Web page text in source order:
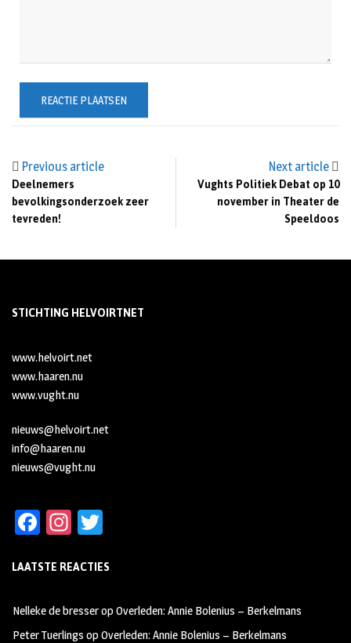
Previous article
Deelnemers
bevolkingsonderzoek zeer
tevreden!
Next article
Vughts Politiek Debat op 10
november in Theater de
Speeldoos
STICHTING HELVOIRTNET
www.helvoirt.net
www.haaren.nu
www.vught.nu
nieuws@helvoirt.net
info@haaren.nu
nieuws@vught.nu
Fa
b
oo
k
In
ag
m
tt
LAATSTE REACTIES
Nelleke de bresseropOverleden: Annie Bolenius – Berkelmans
Peter Tuerlings opOverleden: Annie Bolenius – Berkelmans